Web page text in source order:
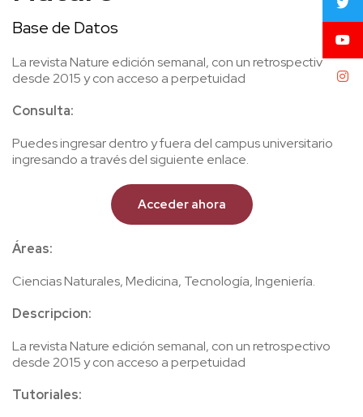
Base de Datos
La revista Nature edición semanal, con un retrospectivo
desde 2015 y con acceso a perpetuidad
Consulta:
Puedes ingresar dentro y fuera del campus universitario
ingresando a través del siguiente enlace.
Acceder ahora
Áreas:
Ciencias Naturales, Medicina, Tecnología, Ingeniería.
Descripcion:
La revista Nature edición semanal, con un retrospectivo
desde 2015 y con acceso a perpetuidad
Tutoriales: